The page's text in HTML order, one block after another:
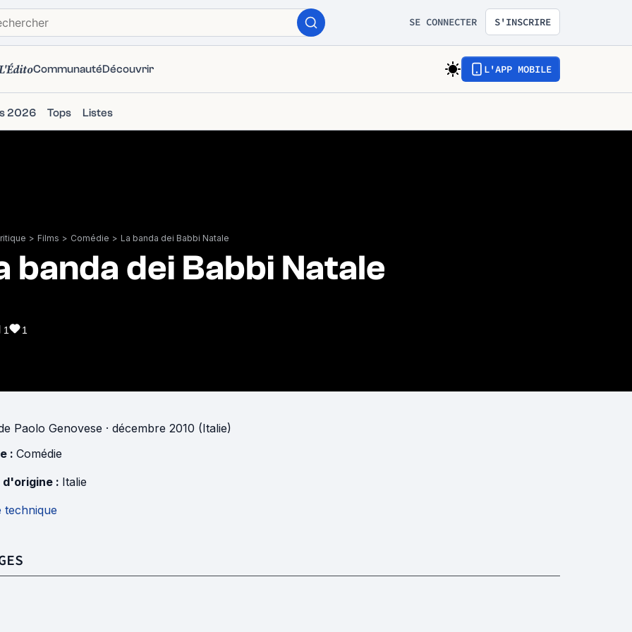
SE CONNECTER S'INSCRIRE
CommunautéDécouvrir L'APP MOBILE
2026 Tops Listes
> Films > Comédie > La banda dei Babbi Natale
banda dei Babbi Natale
1 1
Paolo Genovese · décembre 2010 (Italie)
: Comédie
d'origine : Italie
technique